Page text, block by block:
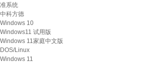
准系统
中科方德
Windows 10
Windows11 试用版
Windows 11家庭中文版
DOS/Linux
Windows 11